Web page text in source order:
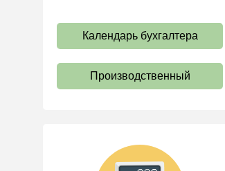
Ответственность и
взыскания
Пенсии
Трудовые книжки
Календарь бухгалтера
Производственный